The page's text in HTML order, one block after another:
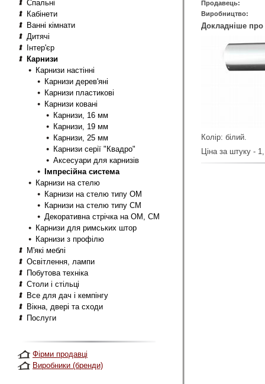
Спальні
Кабінети
Ванні кімнати
Дитячі
Інтер'єр
Карнизи
Карнизи настінні
Карнизи дерев'яні
Карнизи пластикові
Карнизи ковані
Карнизи, 16 мм
Карнизи, 19 мм
Карнизи, 25 мм
Карнизи серії "Квадро"
Аксесуари для карнизів
Імпресійна система
Карнизи на стелю
Карнизи на стелю типу ОМ
Карнизи на стелю типу СМ
Декоративна стрічка на ОМ, СМ
Карнизи для римських штор
Карнизи з профілю
М'які меблі
Освітлення, лампи
Побутова техніка
Столи і стільці
Все для дач і кемпінгу
Вікна, двері та сходи
Послуги
Фірми продавці
Виробники (бренди)
Продавець:
Виробництво:
Докладніше про
Колір: білий.
Ціна за штуку -